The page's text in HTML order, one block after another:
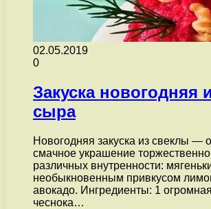
02.05.2019
0
Закуска новогодняя
сыра
Новогодняя закуска из свеклы —
смачное украшение
различных внутренности:
необыкновенным привкусом
авокадо. Ингредиенты: 1
чеснока…